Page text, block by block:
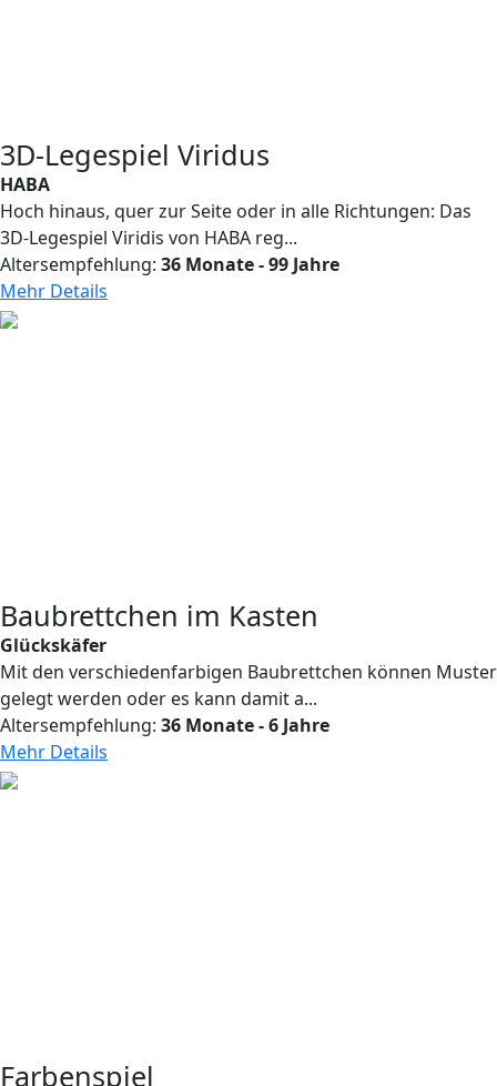
3D-Legespiel Viridus
HABA
Hoch hinaus, quer zur Seite oder in alle Richtungen: Das
3D-Legespiel Viridis von HABA reg...
Altersempfehlung: 36 Monate - 99 Jahre
Mehr Details
Baubrettchen im Kasten
Glückskäfer
Mit den verschiedenfarbigen Baubrettchen können Muster
gelegt werden oder es kann damit a...
Altersempfehlung: 36 Monate - 6 Jahre
Mehr Details
Farbenspiel